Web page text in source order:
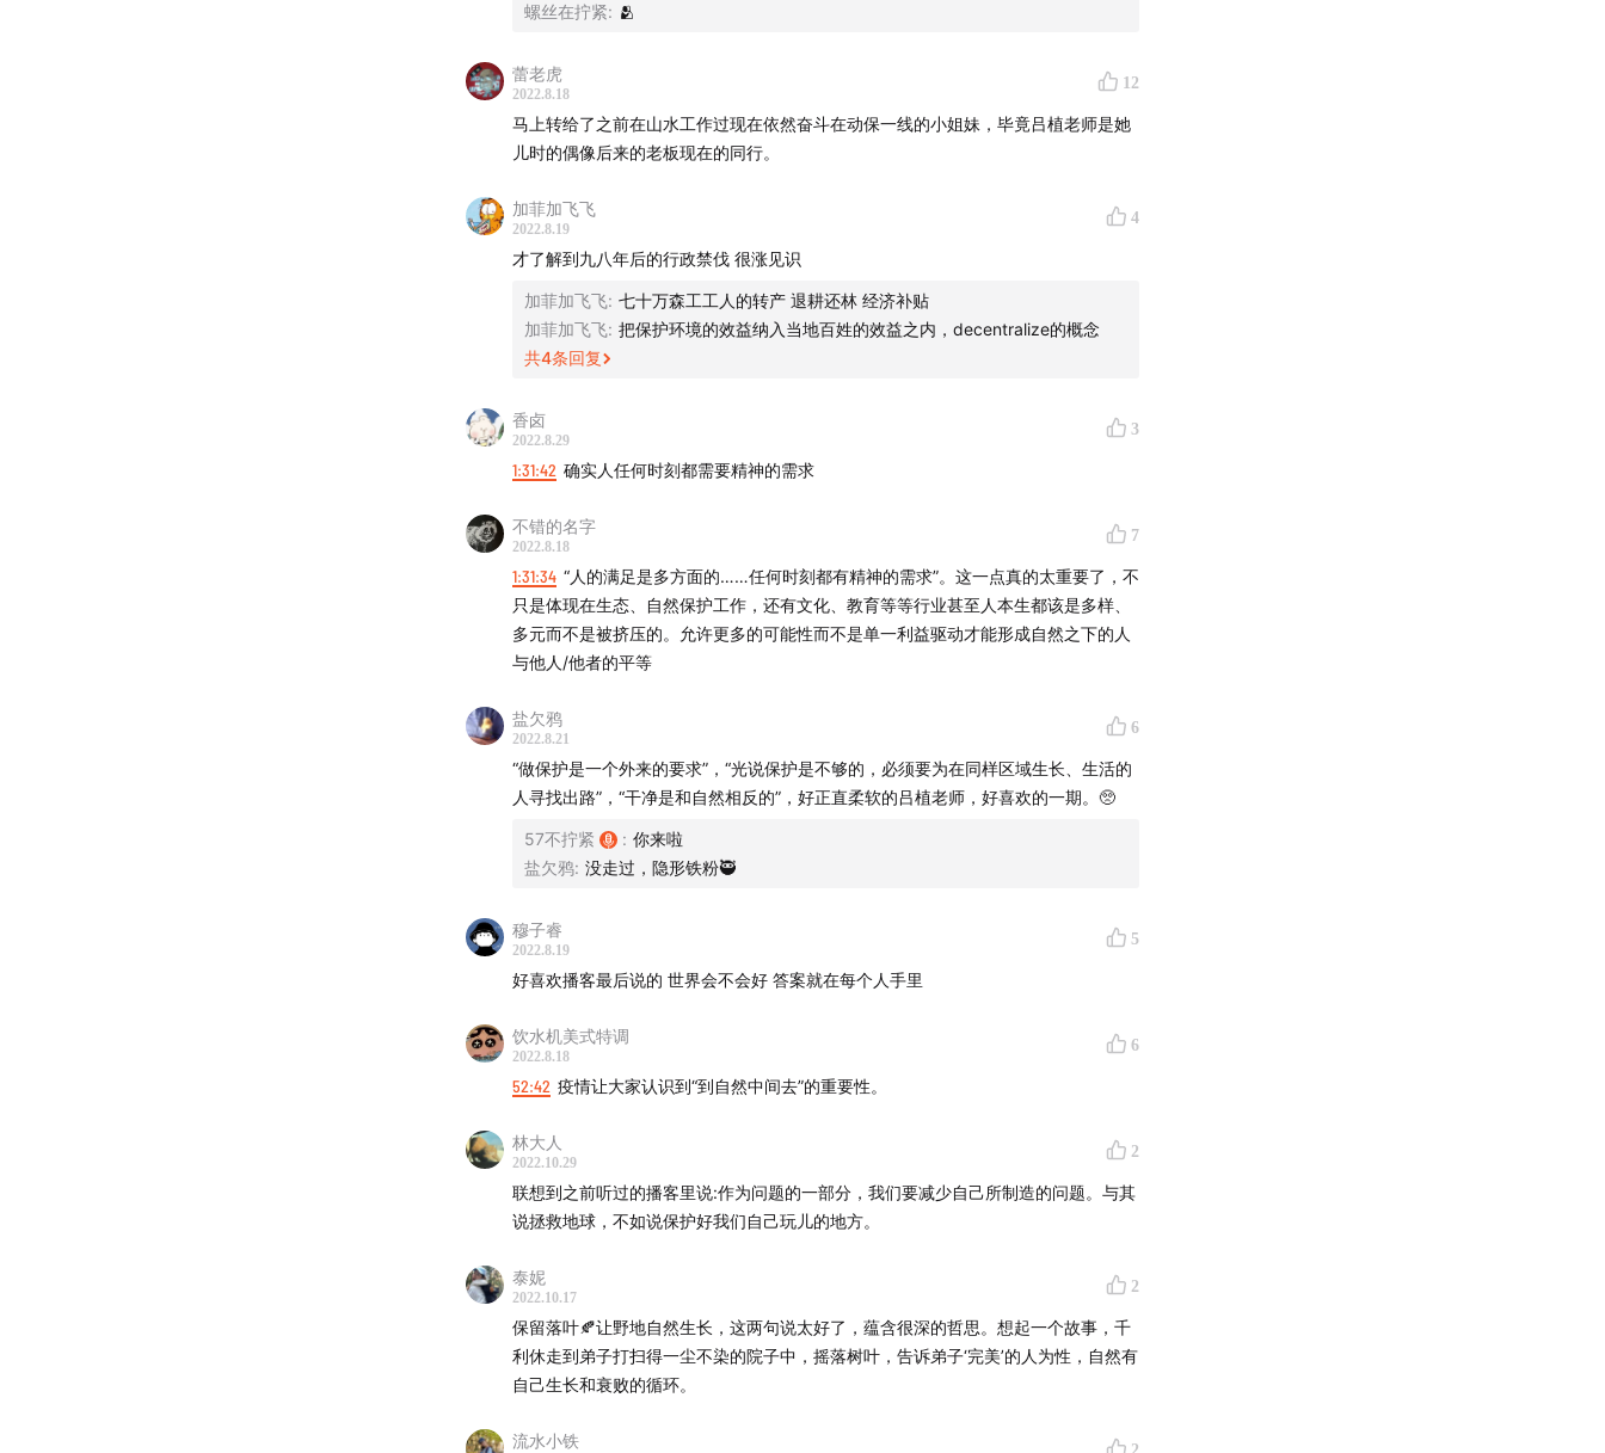
05:09 公众对自然的关注，真的转化为实践了吗
回顾 37 年亲历的自然保护进程
——1980 年代：人与动物的拉锯
——1990 年代：钱！
吕植：“there is a will，there is a hope”
30:45 “以生态为名的做法不一定对生态有好处”
可持续发展的最大阻碍
——用单一指标衡量好坏
你更喜欢干净的草坪，还是杂乱的绿地？
55:11 从身边开始建立“保护区”：以北大为例
不要浪费食物！
当环保与生存的诉求碰撞，“生态公平”很重要
1:37:09寻找真答案，不必拘泥于学术与政治的框架
-谈话中提到的书籍
《秦岭大熊猫的自然庇护所》，北京大学 陕西长青林业局联合大熊猫研究小组
-谈话中提到的公众人物
潘文石，动物生态学家，北京大学生命科学学院教授、大熊猫及野生动物保护中
心主任、崇左生物多样性研究基地主任
家、博物学家和生物学家
螺丝在拧紧: 🫂
蕾老虎
2022.8.18
12
马上转给了之前在山水工作过现在依然奋斗在动保一线的小姐妹，毕竟吕植老师是她
儿时的偶像后来的老板现在的同行。
加菲加飞飞
2022.8.19
4
才了解到九八年后的行政禁伐 很涨见识
加菲加飞飞: 七十万森工工人的转产 退耕还林 经济补贴
加菲加飞飞: 把保护环境的效益纳入当地百姓的效益之内，decentralize的概念
共4条回复
香卤
2022.8.29
3
1:31:42 确实人任何时刻都需要精神的需求
不错的名字
2022.8.18
7
1:31:34 “人的满足是多方面的……任何时刻都有精神的需求”。这一点真的太重要了，不
只是体现在生态、自然保护工作，还有文化、教育等等行业甚至人本生都该是多样、
多元而不是被挤压的。允许更多的可能性而不是单一利益驱动才能形成自然之下的人
与他人/他者的平等
盐欠鸦
2022.8.21
6
“做保护是一个外来的要求”，“光说保护是不够的，必须要为在同样区域生长、生活的
人寻找出路”，“干净是和自然相反的”，好正直柔软的吕植老师，好喜欢的一期。🥺
57不拧紧 : 你来啦
盐欠鸦: 没走过，隐形铁粉🥷
穆子睿
2022.8.19
5
好喜欢播客最后说的 世界会不会好 答案就在每个人手里
饮水机美式特调
2022.8.18
6
52:42 疫情让大家认识到“到自然中间去”的重要性。
林大人
2022.10.29
2
联想到之前听过的播客里说:作为问题的一部分，我们要减少自己所制造的问题。与其
说拯救地球，不如说保护好我们自己玩儿的地方。
泰妮
2022.10.17
2
保留落叶🍂让野地自然生长，这两句说太好了，蕴含很深的哲思。想起一个故事，千
利休走到弟子打扫得一尘不染的院子中，摇落树叶，告诉弟子‘完美’的人为性，自然有
自己生长和衰败的循环。
流水小铁 2